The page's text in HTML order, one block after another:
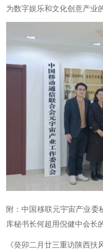
为数字娱乐和文化创意产业
附：中国移联元宇宙产业委
库秘书长何超用倪健中会长
《癸卯二月廿三重访陕西扶